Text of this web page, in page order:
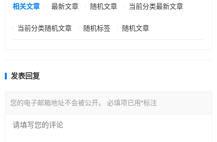
相关文章 最新文章 随机文章 当前分类最新文章
当前分类随机文章 随机标签 随机文章
发表回复
您的电子邮箱地址不会被公开。 必填项已用*标注